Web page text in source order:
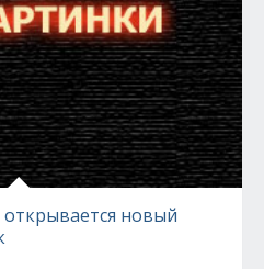
открывается новый